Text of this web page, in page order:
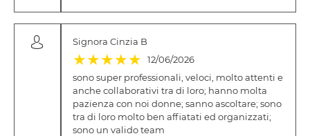
Signora Cinzia B
(*)
★ (*)
★ (*)
★ (*)
★ (*)
★
12/06/2026
sono super professionali, veloci, molto attenti e
anche collaborativi tra di loro; hanno molta
pazienza con noi donne; sanno ascoltare; sono
tra di loro molto ben affiatati ed organizzati;
sono un valido team